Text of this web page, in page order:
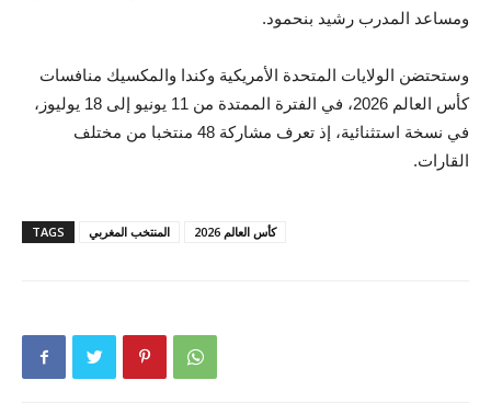
ومساعد المدرب رشيد بنحمود.
وستحتضن الولايات المتحدة الأمريكية وكندا والمكسيك منافسات
كأس العالم 2026، في الفترة الممتدة من 11 يونيو إلى 18 يوليوز،
في نسخة استثنائية، إذ تعرف مشاركة 48 منتخبا من مختلف
القارات.
TAGS المنتخب المغربي كأس العالم 2026